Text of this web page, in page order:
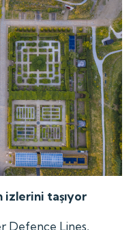
izlerini taşıyor
Defence Lines,